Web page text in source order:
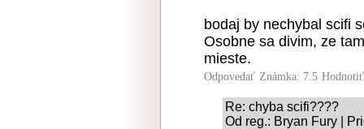
bodaj by nechybal scifi
Osobne sa divim, ze
mieste.
Odpovedať Známka: 7.5
Re: chyba scifi????
Od reg.: Bryan Fury |